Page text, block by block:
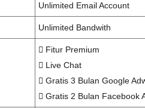
Unlimited Email Account
Unlimited Bandwith
Fitur Premium
Live Chat
Gratis 3 Bulan Google
Gratis 2 Bulan Facebook